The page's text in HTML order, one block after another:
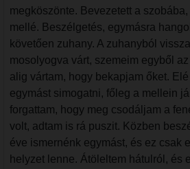
megköszönte. Bevezetett a
mellé. Beszélgetés, egymásra
követően zuhany. A zuhanyból
mosolyogva várt, szemeim egyből
alig vártam, hogy bekapjam őket.
egymást simogatni, főleg a mellein
forgattam, hogy meg csodáljam a
volt, adtam is rá puszit. Közben
éve ismernénk egymást, és ez csak
helyzet lenne. Átöleltem hátulról, és